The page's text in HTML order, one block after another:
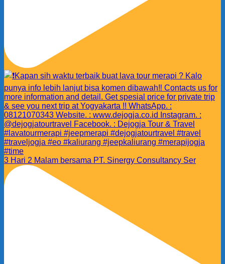
3 Hari 2 Malam bersama PT. Sinergy Consultancy Ser